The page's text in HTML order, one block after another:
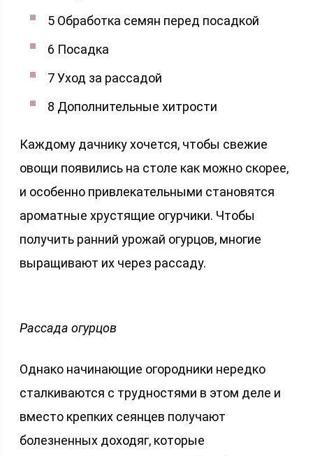
5 Обработка семян перед посадкой
6 Посадка
7 Уход за рассадой
8 Дополнительные хитрости
Каждому дачнику хочется, чтобы свежие
овощи появились на столе как можно скорее,
и особенно привлекательными становятся
ароматные хрустящие огурчики. Чтобы
получить ранний урожай огурцов, многие
выращивают их через рассаду.
Рассада огурцов
Однако начинающие огородники нередко
сталкиваются с трудностями в этом деле и
вместо крепких сеянцев получают
болезненных доходяг, которые